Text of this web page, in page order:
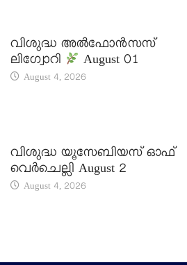
വിശുദ്ധ അൽഫോൻസസ്
ലിഗ്വോറി
August 01
August 4, 2026
വിശുദ്ധ യൂസേബിയസ് ഓഫ്
വെർചെല്ലി August 2
August 4, 2026